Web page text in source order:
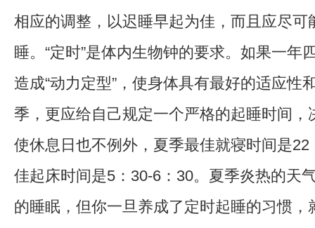
相应的调整，以迟睡早起为佳，而且应尽可
睡。“定时”是体内生物钟的要求。如果一年
造成“动力定型”，使身体具有最好的适应性
季，更应给自己规定一个严格的起睡时间，
使休息日也不例外，夏季最佳就寝时间是22
佳起床时间是5：30-6：30。夏季炎热的天
的睡眠，但你一旦养成了定时起睡的习惯，